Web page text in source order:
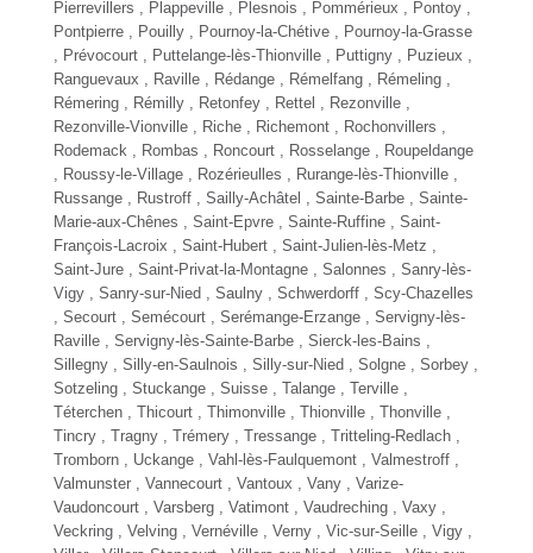
Pierrevillers , Plappeville , Plesnois , Pommérieux , Pontoy ,
Pontpierre , Pouilly , Pournoy-la-Chétive , Pournoy-la-Grasse
, Prévocourt , Puttelange-lès-Thionville , Puttigny , Puzieux ,
Ranguevaux , Raville , Rédange , Rémelfang , Rémeling ,
Rémering , Rémilly , Retonfey , Rettel , Rezonville ,
Rezonville-Vionville , Riche , Richemont , Rochonvillers ,
Rodemack , Rombas , Roncourt , Rosselange , Roupeldange
, Roussy-le-Village , Rozérieulles , Rurange-lès-Thionville ,
Russange , Rustroff , Sailly-Achâtel , Sainte-Barbe , Sainte-
Marie-aux-Chênes , Saint-Epvre , Sainte-Ruffine , Saint-
François-Lacroix , Saint-Hubert , Saint-Julien-lès-Metz ,
Saint-Jure , Saint-Privat-la-Montagne , Salonnes , Sanry-lès-
Vigy , Sanry-sur-Nied , Saulny , Schwerdorff , Scy-Chazelles
, Secourt , Semécourt , Serémange-Erzange , Servigny-lès-
Raville , Servigny-lès-Sainte-Barbe , Sierck-les-Bains ,
Sillegny , Silly-en-Saulnois , Silly-sur-Nied , Solgne , Sorbey ,
Sotzeling , Stuckange , Suisse , Talange Terville
Téterchen , Thicourt , Thimonville , Thionville , Thonville ,
Tincry , Tragny , Trémery , Tressange , Tritteling-Redlach ,
Tromborn , Uckange , Vahl-lès-Faulquemont , Valmestroff ,
Valmunster , Vannecourt , Vantoux , Vany , Varize-
Vaudoncourt , Varsberg , Vatimont , Vaudreching , Vaxy ,
Veckring , Velving , Vernéville , Verny , Vic-sur-Seille , Vigy ,